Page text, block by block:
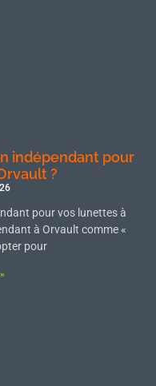
indépendant pour
?
pour vos lunettes à
à Orvault comme «
pour